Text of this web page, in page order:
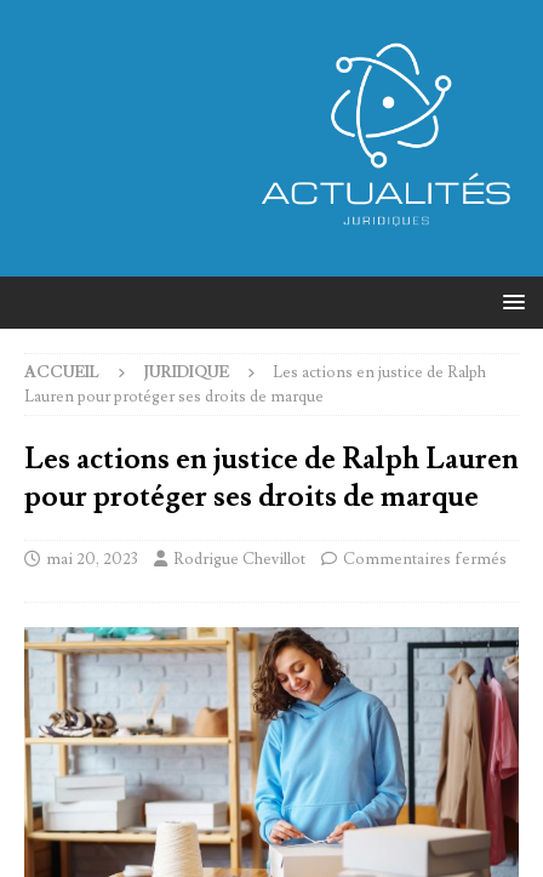
ACCUEIL JURIDIQUE
Les actions en justice de Ralph
Lauren pour protéger ses droits de marque
Les actions en justice de Ralph Lauren
pour protéger ses droits de marque
mai 20, 2023 Rodrigue Chevillot Commentaires fermés